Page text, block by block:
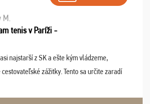
tenis v Paríži -
najstarší z SK a ešte kým vládzeme,
zážitky. Tento sa určite zaradí
šefík Meďo, dobrá parti ...